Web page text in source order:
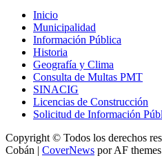
Inicio
Municipalidad
Información Pública
Historia
Geografía y Clima
Consulta de Multas PMT
SINACIG
Licencias de Construcción
Solicitud de Información
Copyright © Todos los derechos
Cobán | CoverNews por AF